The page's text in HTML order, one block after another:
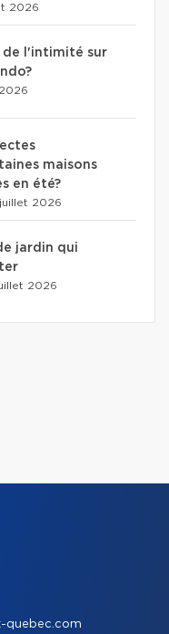
2026
de l'intimité sur
maisons
en été?
2026
jardin qui
2026
quebec.com